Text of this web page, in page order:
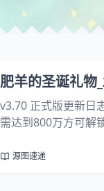
肥羊的圣诞礼物
v3.70 正式版更新日
需达到800万方可解
疫病 & 瘟疫1. 疫病
源图速递